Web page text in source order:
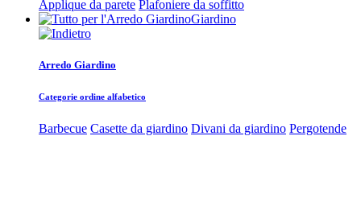
Applique da parete Plafoniere da soffitto
Giardino
Arredo Giardino
Categorie ordine alfabetico
Barbecue Casette da giardino Divani da giardino Pergotende